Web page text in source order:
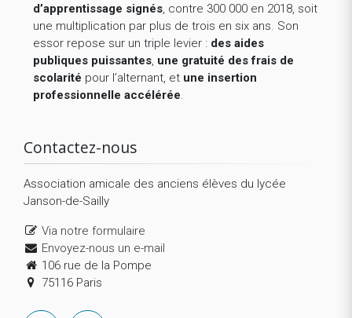
d’apprentissage signés, contre 300 000 en 2018, soit
une multiplication par plus de trois en six ans. Son
essor repose sur un triple levier : des aides
publiques puissantes, une gratuité des frais de
scolarité pour l’alternant, et une insertion
professionnelle accélérée.
Contactez-nous
Association amicale des anciens élèves du lycée
Janson-de-Sailly
Via notre formulaire
Envoyez-nous un e-mail
106 rue de la Pompe
75116 Paris